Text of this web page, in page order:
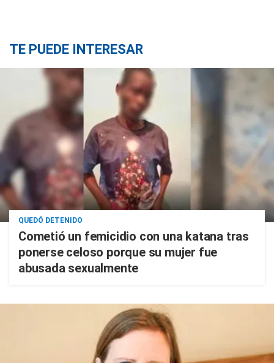
TE PUEDE INTERESAR
QUEDÓ DETENIDO
Cometió un femicidio con una katana tras
ponerse celoso porque su mujer fue
abusada sexualmente